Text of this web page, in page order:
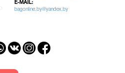
E-MAIL:
bagonline.by@yandex.by